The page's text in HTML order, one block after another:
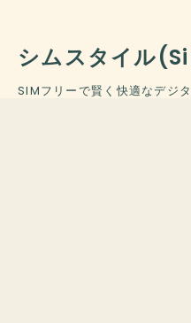
シムスタイル
SIMフリーで賢く快適なデジ